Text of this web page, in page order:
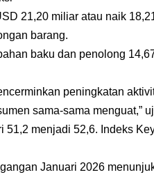
21,20 miliar atau naik
barang.
baku dan penolong
peningkatan
sama-sama menguat,”
51,2 menjadi 52,6. Indeks
Januari 2026